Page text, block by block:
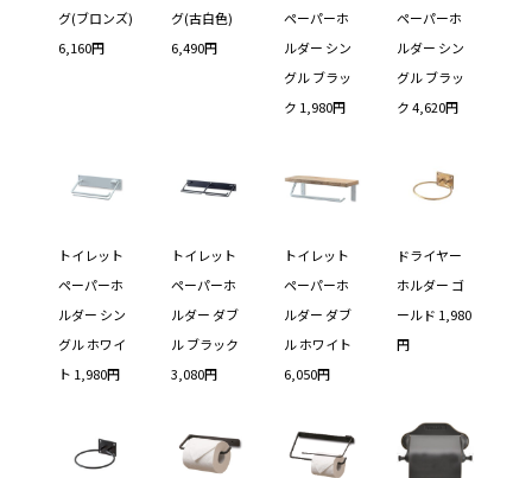
グ(ブロンズ)
6,160円
グ(古白色)
6,490円
ペーパーホ
ルダー シン
グル ブラッ
ク 1,980円
ペーパーホ
ルダー シン
グル ブラッ
ク 4,620円
トイレット
ペーパーホ
ルダー シン
グル ホワイ
ト 1,980円
トイレット
ペーパーホ
ルダー ダブ
ル ブラック
3,080円
トイレット
ペーパーホ
ルダー ダブ
ル ホワイト
6,050円
ドライヤー
ホルダー ゴ
ールド 1,980
円